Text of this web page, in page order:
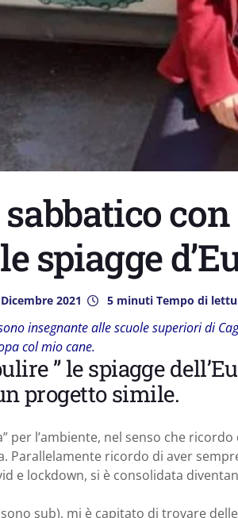
spiagge
2021 5 minuti Tempo di
insegnante alle scuole superiori di
col mio cane.
” le spiagge
progetto simile.
per l’ambiente, nel senso che
Parallelamente ricordo di aver
e lockdown, si è consolidata
sub), mi è capitato di trovare